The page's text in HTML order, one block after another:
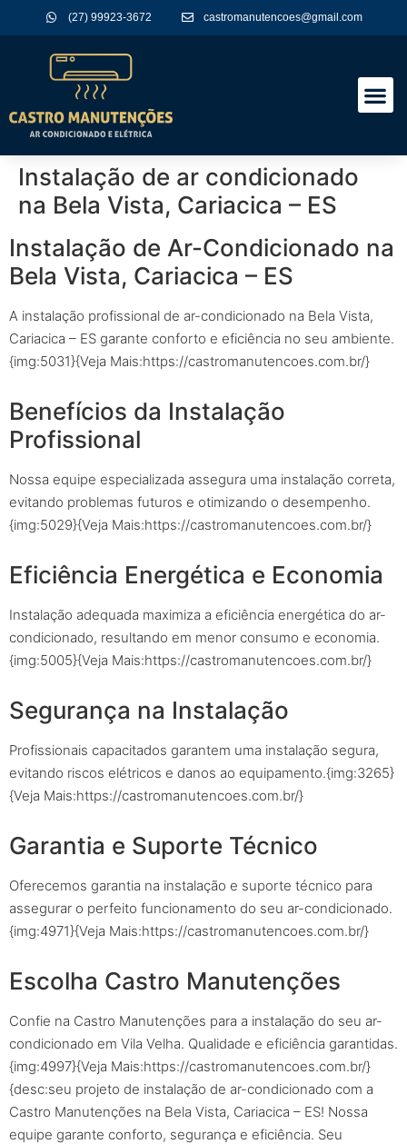
(27) 99923-3672 castromanutencoes@gmail.com
Instalação de ar condicionado
na Bela Vista, Cariacica – ES
Instalação de Ar-Condicionado na
Bela Vista, Cariacica – ES
A instalação profissional de ar-condicionado na Bela Vista,
Cariacica – ES garante conforto e eficiência no seu ambiente.
{img:5031}{Veja Mais:https://castromanutencoes.com.br/}
Benefícios da Instalação
Profissional
Nossa equipe especializada assegura uma instalação correta,
evitando problemas futuros e otimizando o desempenho.
{img:5029}{Veja Mais:https://castromanutencoes.com.br/}
Eficiência Energética e Economia
Instalação adequada maximiza a eficiência energética do ar-
condicionado, resultando em menor consumo e economia.
{img:5005}{Veja Mais:https://castromanutencoes.com.br/}
Segurança na Instalação
Profissionais capacitados garantem uma instalação segura,
evitando riscos elétricos e danos ao equipamento.{img:3265}
{Veja Mais:https://castromanutencoes.com.br/}
Garantia e Suporte Técnico
Oferecemos garantia na instalação e suporte técnico para
assegurar o perfeito funcionamento do seu ar-condicionado.
{img:4971}{Veja Mais:https://castromanutencoes.com.br/}
Escolha Castro Manutenções
Confie na Castro Manutenções para a instalação do seu ar-
condicionado em Vila Velha. Qualidade e eficiência garantidas.
{img:4997}{Veja Mais:https://castromanutencoes.com.br/}
{desc:seu projeto de instalação de ar-condicionado com a
Castro Manutenções na Bela Vista, Cariacica – ES! Nossa
equipe garante conforto, segurança e eficiência. Seu